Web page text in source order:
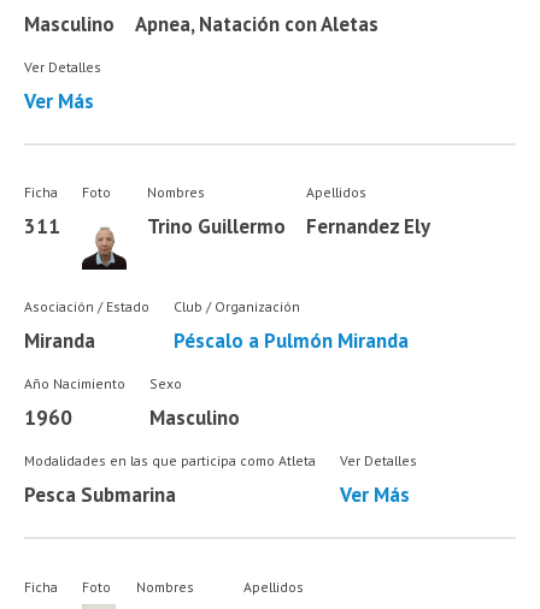
Masculino Apnea, Natación con Aletas
Ver Detalles
Ver Más
Ficha
311
Foto Nombres
Trino Guillermo
Apellidos
Fernandez Ely
Asociación / Estado
Miranda
Club / Organización
Péscalo a Pulmón Miranda
Año Nacimiento
1960
Sexo
Masculino
Modalidades en las que participa como Atleta
Pesca Submarina
Ver Detalles
Ver Más
Ficha Foto Nombres Apellidos